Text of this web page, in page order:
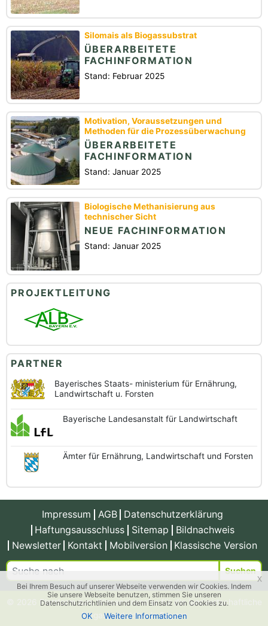
Silomais als Biogassubstrat
ÜBERARBEITETE
FACHINFORMATION
Stand: Februar 2025
Motivation, Voraussetzungen und
Methoden für die Prozessüberwachung
ÜBERARBEITETE
FACHINFORMATION
Stand: Januar 2025
Biologische Methanisierung aus
technischer Sicht
NEUE FACHINFORMATION
Stand: Januar 2025
PROJEKTLEITUNG
PARTNER
Bayerisches Staats- ministerium für Ernährung,
Landwirtschaft u. Forsten
Bayerische Landesanstaltfür Landwirtschaft
Ämter für Ernährung, Landwirtschaft und Forsten
Impressum AGB
Datenschutzerklärung
Haftungsausschluss
Sitemap
Bildnachweis
Newsletter
Kontakt Mobilversion Klassische Version
Suchen
© 2026 Plattform zum Wissenstransfer für die landwirtschaftliche
Biogasproduktion in Bayern
Bei Ihrem Besuch auf unserer Webseite verwenden wir Cookies. Indem
Sie unsere Webseite benutzen, stimmen Sie unseren
Datenschutzrichtlinien und dem Einsatz von Cookies zu.
OK Weitere Informationen
x